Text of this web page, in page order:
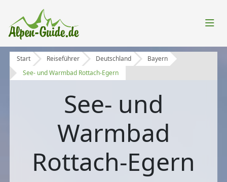
Start Reiseführer Deutschland
Bayern
See- und Warmbad Rottach-Egern
See- und
Warmbad
Rottach-Egern